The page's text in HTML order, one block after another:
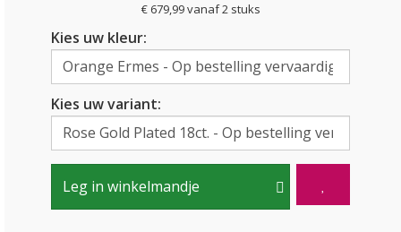
€ 679,99 vanaf 2 stuks
Kies uw kleur:
Kies uw variant:
Leg in winkelmandje